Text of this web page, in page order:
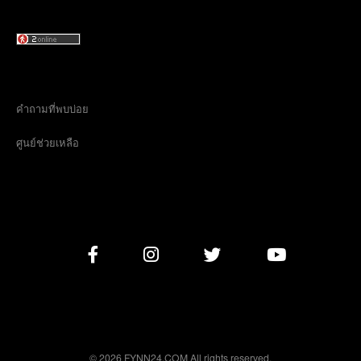
คำถามที่พบบ่อย
ศูนย์ช่วยเหลือ
© 2026 FYNN24.COM All rights reserved.